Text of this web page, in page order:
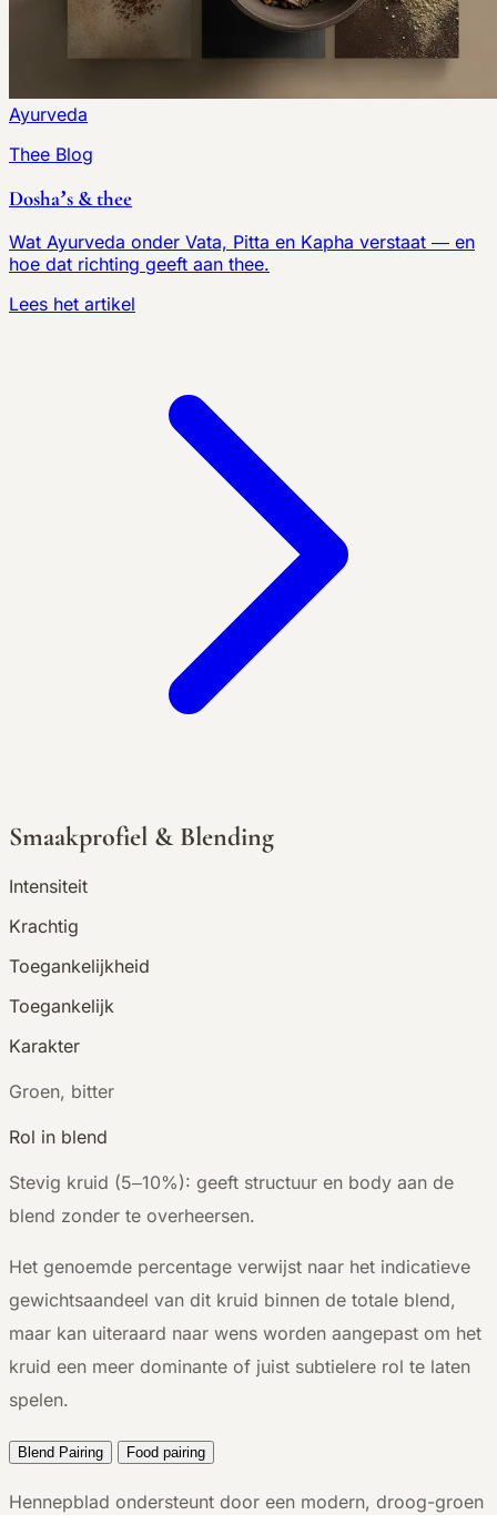
Ayurveda
Thee Blog
Dosha’s & thee
Wat Ayurveda onder Vata, Pitta en Kapha verstaat — en
hoe dat richting geeft aan thee.
Lees het artikel
Smaakprofiel & Blending
Intensiteit
Krachtig
Toegankelijkheid
Toegankelijk
Karakter
Groen, bitter
Rol in blend
Stevig kruid (5–10%): geeft structuur en body aan de
blend zonder te overheersen.
Het genoemde percentage verwijst naar het indicatieve
gewichtsaandeel van dit kruid binnen de totale blend,
maar kan uiteraard naar wens worden aangepast om het
kruid een meer dominante of juist subtielere rol te laten
spelen.
Blend Pairing Food pairing
Hennepblad ondersteunt door een modern, droog-groen